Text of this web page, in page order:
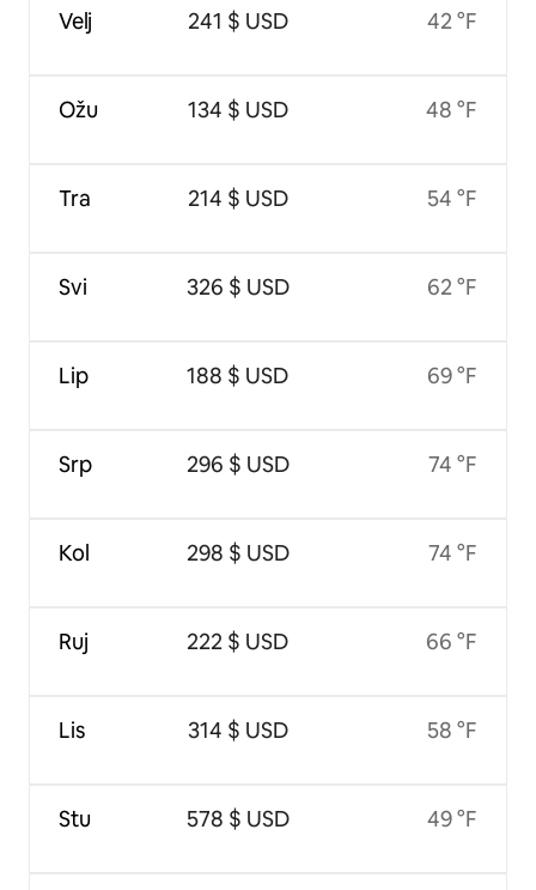
Velj
Ožu
Tra
Svi
Lip
Srp
Kol
Ruj
Lis
Stu
241 $ USD
134 $ USD
214 $ USD
326 $ USD
188 $ USD
296 $ USD
298 $ USD
222 $ USD
314 $ USD
578 $ USD
42 °F
48 °F
54 °F
62 °F
69 °F
74 °F
74 °F
66 °F
58 °F
49 °F